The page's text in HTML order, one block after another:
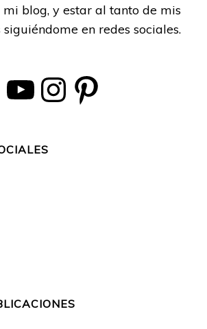
mi blog, y estar al tanto de mis
en redes sociales.
YouTube Instagram Pinterest